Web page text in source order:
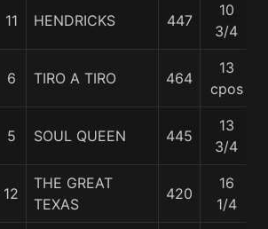
11 HENDRICKS 447
10
3/4
6 TIRO A TIRO 464
13
cpos
5 SOUL QUEEN 445
13
3/4
12
THE GREAT
TEXAS
420
16
1/4